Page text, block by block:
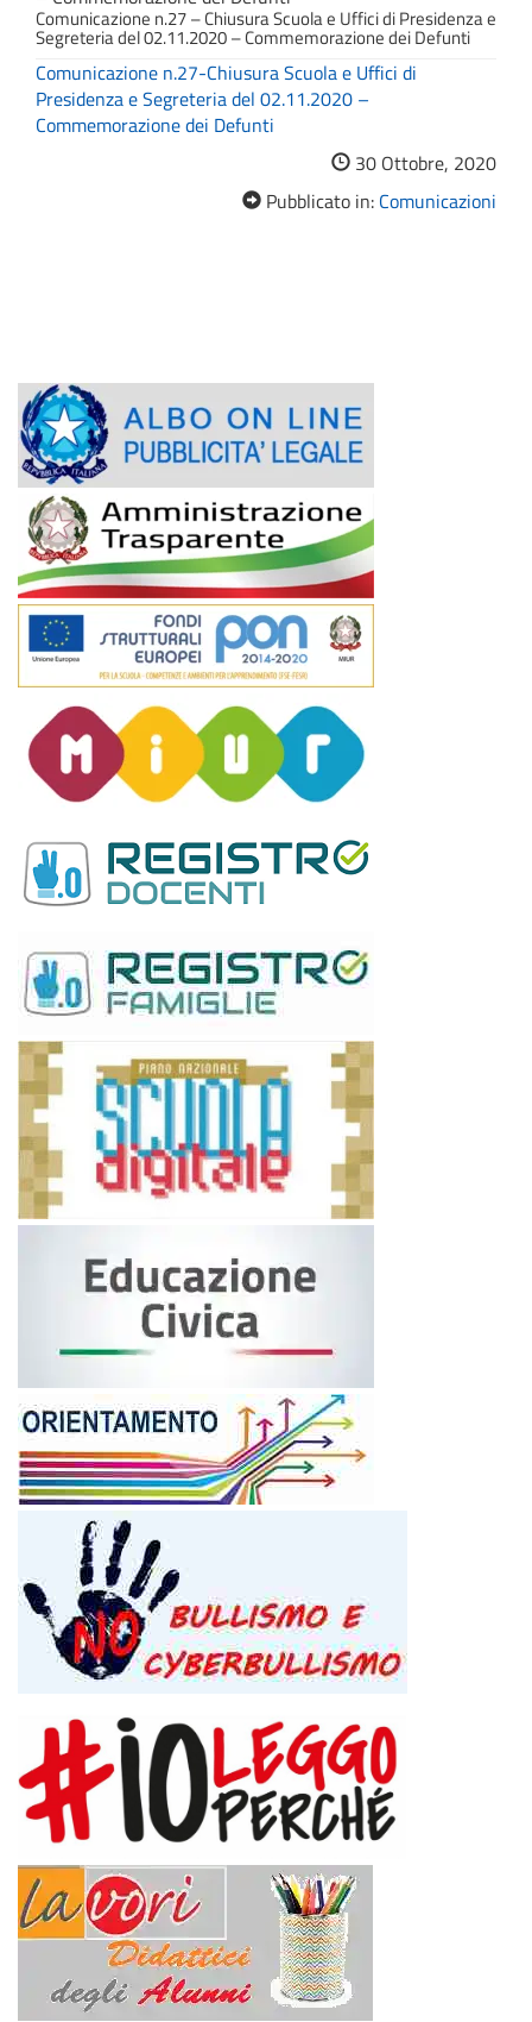
Comunicazione n.27 – Chiusura Scuola e Uffici di Presidenza e
Segreteria del 02.11.2020 – Commemorazione dei Defunti
Comunicazione n.27-Chiusura Scuola e Uffici di
Presidenza e Segreteria del 02.11.2020 –
Commemorazione dei Defunti
30 Ottobre, 2020
Pubblicato in: Comunicazioni